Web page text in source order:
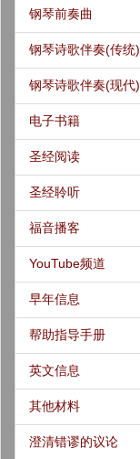
钢琴前奏曲
钢琴诗歌伴奏(传统)
钢琴诗歌伴奏(现代)
电子书籍
圣经阅读
圣经聆听
福音播客
YouTube频道
早年信息
帮助指导手册
英文信息
其他材料
澄清错谬的议论